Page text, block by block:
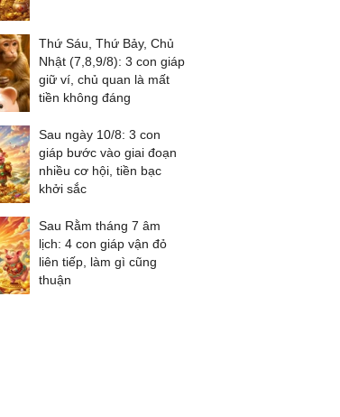
Thứ Sáu, Thứ Bảy, Chủ
Nhật (7,8,9/8): 3 con giáp
giữ ví, chủ quan là mất
tiền không đáng
Sau ngày 10/8: 3 con
giáp bước vào giai đoạn
nhiều cơ hội, tiền bạc
khởi sắc
Sau Rằm tháng 7 âm
lịch: 4 con giáp vận đỏ
liên tiếp, làm gì cũng
thuận